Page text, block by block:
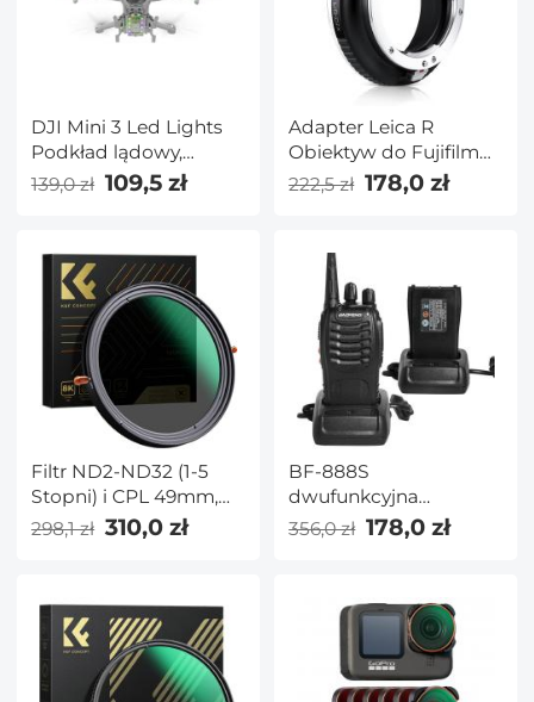
DJI Mini 3 Led Lights
Podkład lądowy,
składany Flash
lądowanie nóg dla DJI
Mini 3 Akcesoria
139,0 zł 109,5 zł
Adapter Leica R
Obiektyw do Fujifilm
GFX Aparat
222,5 zł 178,0 zł
Filtr ND2-ND32 (1-5
Stopni) i CPL 49mm,
Żadnego Krzyża X z 28
Warstwową Powłoką –
298,1 zł 310,0 zł
BF-888S
dwufunkcyjna
bezprzewodowa
bezprzewodowa
356,0 zł 178,0 zł